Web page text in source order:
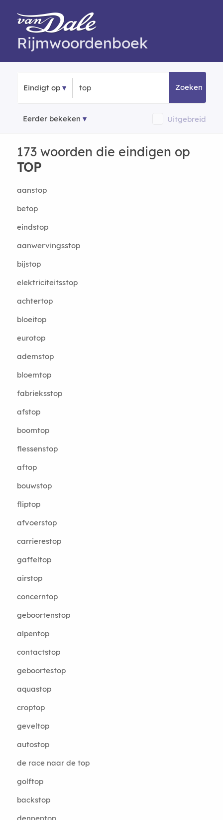
Rijmwoordenboek
Eindigt op Zoeken
Eerder bekeken Uitgebreid
173 woorden die eindigen op
TOP
aanstop
betop
eindstop
aanwervingsstop
bijstop
elektriciteitsstop
achtertop
bloeitop
eurotop
ademstop
bloemtop
fabrieksstop
afstop
boomtop
flessenstop
aftop
bouwstop
fliptop
afvoerstop
carrierestop
gaffeltop
airstop
concerntop
geboortenstop
alpentop
contactstop
geboortestop
aquastop
croptop
geveltop
autostop
de race naar de top
golftop
backstop